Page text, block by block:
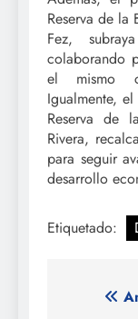
Reserva de
Fez,
colaborando
el mismo
Igualmente,
Reserva de
Rivera,
para seguir
desarrollo
Etiquetado: